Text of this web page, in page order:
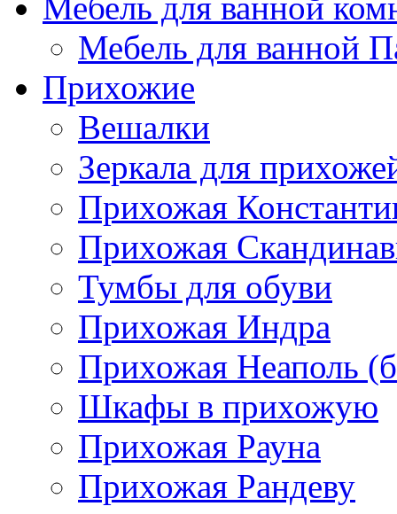
Мебель для ванной
Мебель для ванной
Прихожие
Вешалки
Зеркала для
Прихожая
Прихожая
Тумбы для обуви
Прихожая Индра
Прихожая Неаполь
Шкафы в прихожую
Прихожая Рауна
Прихожая Рандеву